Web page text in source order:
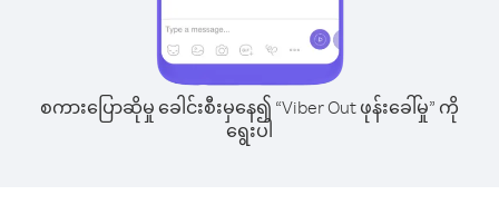
စကားပြောဆိုမှု ခေါင်းစီးမှနေ၍ “Viber Out ဖုန်းခေါ်မှု” ကို
ရွေးပါ